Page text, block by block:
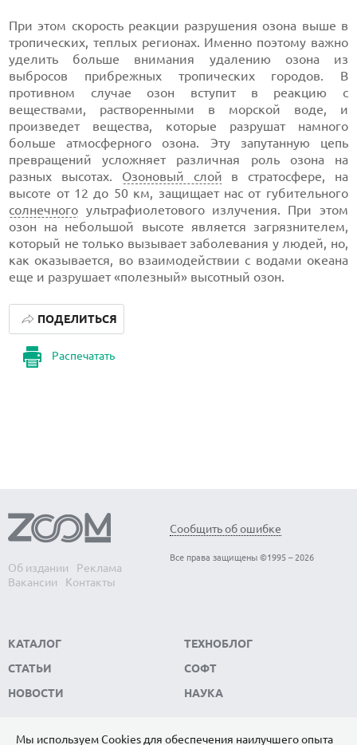
При этом скорость реакции разрушения озона выше в
тропических, теплых регионах. Именно поэтому важно
уделить больше внимания удалению озона из
выбросов прибрежных тропических городов. В
противном случае озон вступит в реакцию с
веществами, растворенными в морской воде, и
произведет вещества, которые разрушат намного
больше атмосферного озона. Эту запутанную цепь
превращений усложняет различная роль озона на
разных высотах. Озоновый слой в стратосфере, на
высоте от 12 до 50 км, защищает нас от губительного
солнечного ультрафиолетового излучения. При этом
озон на небольшой высоте является загрязнителем,
который не только вызывает заболевания у людей, но,
как оказывается, во взаимодействии с водами океана
еще и разрушает «полезный» высотный озон.
Распечатать
ПОДЕЛИТЬСЯ
Об издании
Реклама
Вакансии
Контакты
Сообщить об ошибке
Все права защищены ©1995 – 2026
КАТАЛОГ
СТАТЬИ
НОВОСТИ
ТЕХНОБЛОГ
СОФТ
НАУКА
Мы используем Сookies для обеспечения наилучшего опыта